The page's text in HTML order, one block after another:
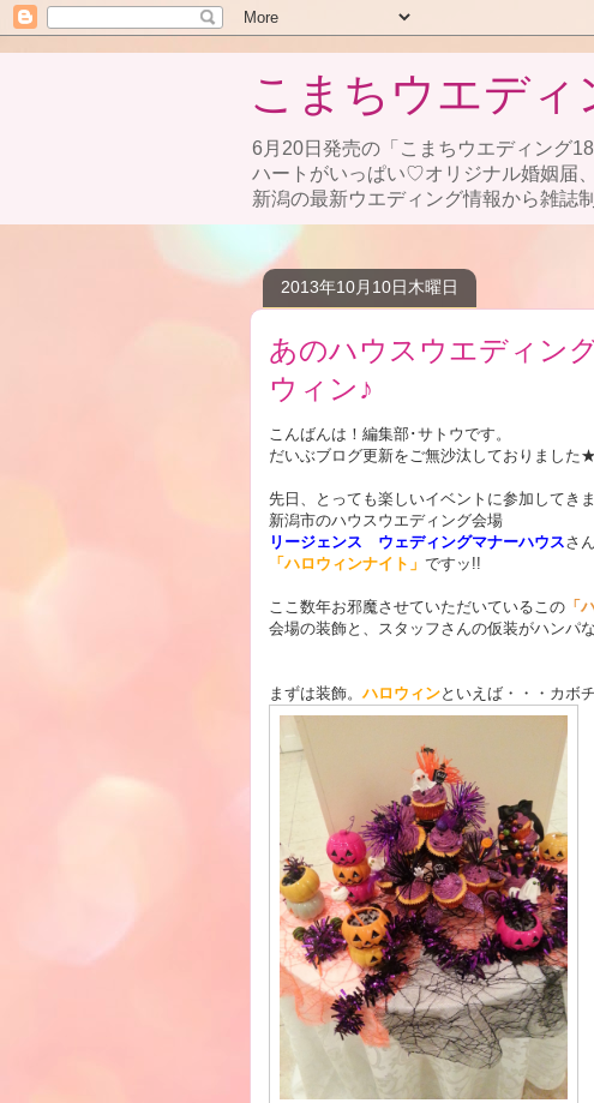
こまちウエディ
6月20日発売の「こまちウエディング
ハートがいっぱい♡オリジナル婚姻届
新潟の最新ウエディング情報から雑誌
2013年10月10日木曜日
あのハウスウエディン
ウィン♪
こんばんは！編集部･サトウです。
だいぶブログ更新をご無沙汰しておりました★
先日、とっても楽しいイベントに参加してきま
新潟市のハウスウエディング会場
リージェンス ウェディングマナーハウスさ
「ハロウィンナイト」 ですッ!!
ここ数年お邪魔させていただいているこの 「
会場の装飾と、スタッフさんの仮装がハンパ
まずは装飾。 ハロウィンといえば・・・カボ